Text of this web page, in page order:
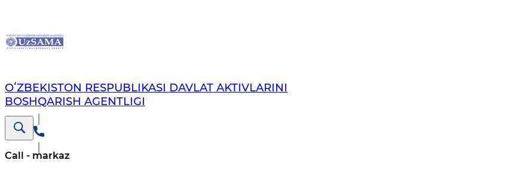
OʻZBEKISTON RESPUBLIKASI DAVLAT AKTIVLARINI
BOSHQARISH AGENTLIGI
Call - markaz